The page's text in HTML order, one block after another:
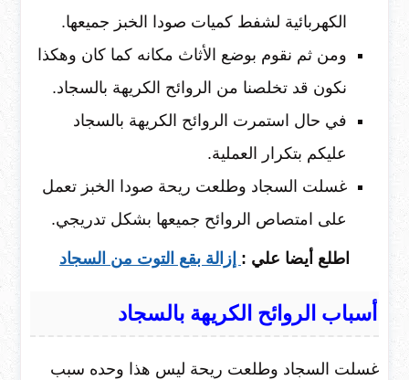
الكهربائية لشفط كميات صودا الخبز جميعها.
ومن ثم نقوم بوضع الأثاث مكانه كما كان وهكذا
نكون قد تخلصنا من الروائح الكريهة بالسجاد.
في حال استمرت الروائح الكريهة بالسجاد
عليكم بتكرار العملية.
غسلت السجاد وطلعت ريحة صودا الخبز تعمل
على امتصاص الروائح جميعها بشكل تدريجي.
اطلع أيضا علي : إزالة بقع التوت من السجاد
أسباب الروائح الكريهة بالسجاد
غسلت السجاد وطلعت ريحة ليس هذا وحده سبب